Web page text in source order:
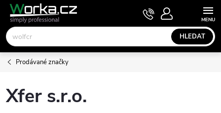
Přejít
obsah
HLEDAT
NÁKUPNÍ
KOŠÍK
Prodávané značky
Xfer s.r.o.